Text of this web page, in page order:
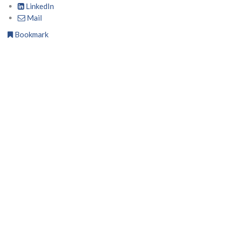
LinkedIn
Mail
Bookmark